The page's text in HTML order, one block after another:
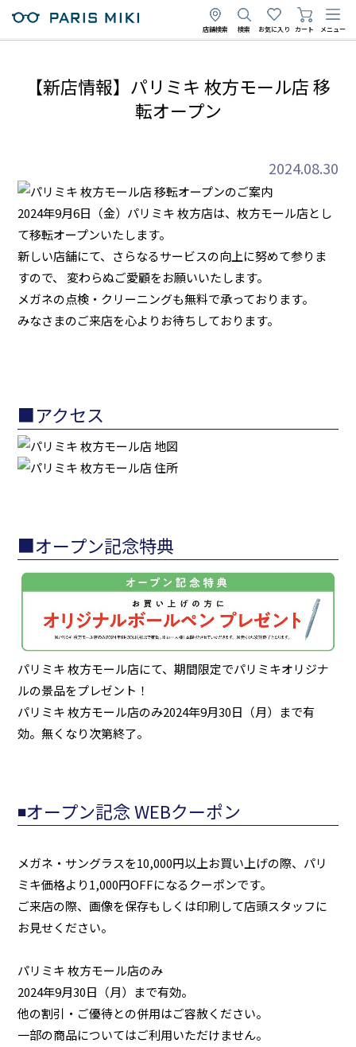
店舗検索 検索 お気に入り カート メニュー
【新店情報】パリミキ 枚方モール店 移
転オープン
2024.08.30
2024年9月6日（金）パリミキ 枚方店は、枚方モール店とし
て移転オープンいたします。
新しい店舗にて、さらなるサービスの向上に努めて参りま
すので、 変わらぬご愛顧をお願いいたします。
メガネの点検・クリーニングも無料で承っております。
みなさまのご来店を心よりお待ちしております。
■アクセス
■オープン記念特典
パリミキ 枚方モール店にて、期間限定でパリミキオリジナ
ルの景品をプレゼント！
パリミキ 枚方モール店のみ2024年9月30日（月）まで有
効。無くなり次第終了。
◾️オープン記念 WEBクーポン
メガネ・サングラスを10,000円以上お買い上げの際、パリ
ミキ価格より1,000円OFFになるクーポンです。
ご来店の際、画像を保存もしくは印刷して店頭スタッフに
お見せください。
パリミキ 枚方モール店のみ
2024年9月30日（月）まで有効。
他の割引・ご優待との併用はご容赦ください。
一部の商品についてはご利用いただけません。